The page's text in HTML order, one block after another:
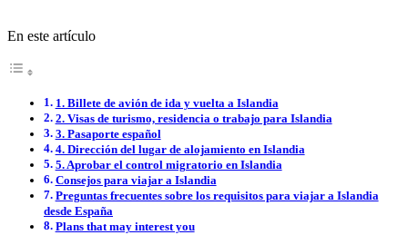
En este artículo
1. Billete de avión de ida y vuelta a Islandia
2. Visas de turismo, residencia o trabajo para Islandia
3. Pasaporte español
4. Dirección del lugar de alojamiento en Islandia
5. Aprobar el control migratorio en Islandia
Consejos para viajar a Islandia
Preguntas frecuentes sobre los requisitos para viajar a Islandia
desde España
Plans that may interest you